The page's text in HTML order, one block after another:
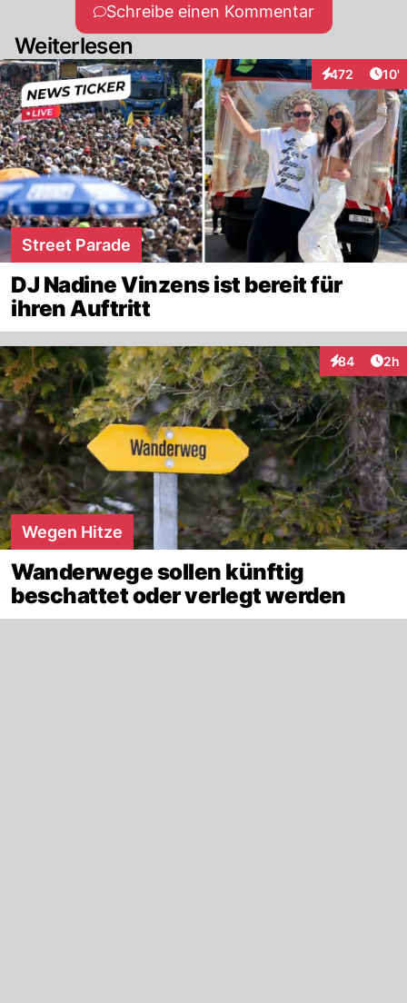
Schreibe einen Kommentar
Weiterlesen
472
Interaktionen
10'
Street Parade
DJ Nadine Vinzens ist bereit für
ihren Auftritt
84
Interaktionen
2h
Wegen Hitze
Wanderwege sollen künftig
beschattet oder verlegt werden